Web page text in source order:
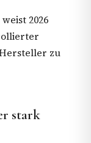
2026
zu
stark